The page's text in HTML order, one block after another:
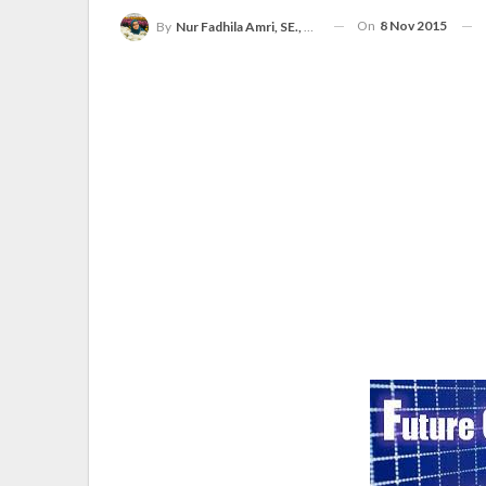
By Nur Fadhila Amri, SE., Ak., M.Si On 8 Nov 2015